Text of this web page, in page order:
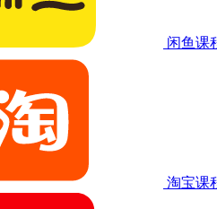
闲鱼课
淘宝课